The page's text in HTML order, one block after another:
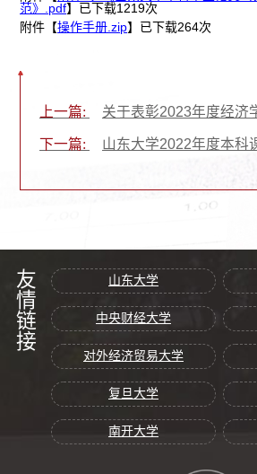
范》.pdf】已下载1219次
附件【操作手册.zip】已下载264次
上一篇: 关于表彰2023年度经济学院青年
下一篇: 山东大学2022年度本科课
友情链接 山东大学
中央财经大学
对外经济贸易大学
复旦大学
南开大学